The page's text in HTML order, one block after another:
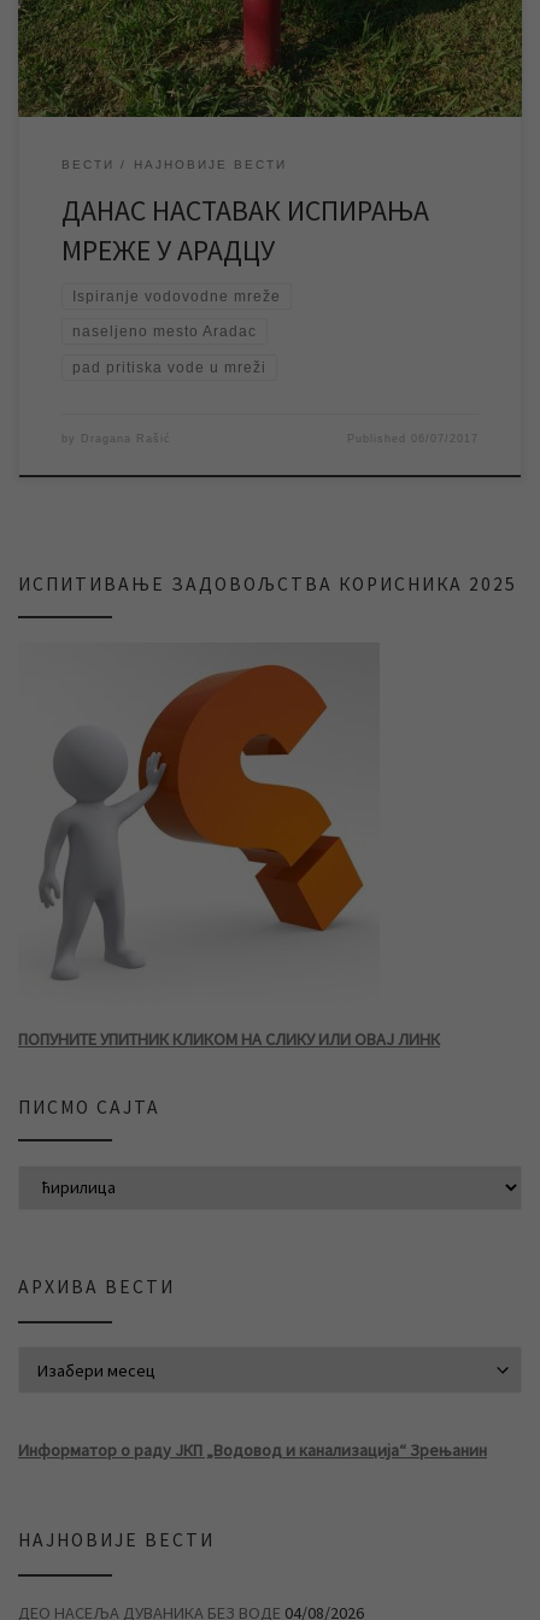
непосредно испирање водоводне мреже, може доћи до пада
притиска […]
ВЕСТИ НАЈНОВИЈЕ ВЕСТИ
ДАНАС НАСТАВАК ИСПИРАЊА
МРЕЖЕ У АРАДЦУ
Ispiranje vodovodne mreže
naseljeno mesto Aradac
pad pritiska vode u mreži
by Dragana Rašić Published 06/07/2017
ИСПИТИВАЊЕ ЗАДОВОЉСТВА КОРИСНИКА 2025
ПОПУНИТЕ УПИТНИК КЛИКОМ НА СЛИКУ ИЛИ ОВАЈ ЛИНК
ПИСМО САЈТА
АРХИВА ВЕСТИ
Информатор о раду ЈКП „Водовод и канализација“ Зрењанин
НАЈНОВИЈЕ ВЕСТИ
ДЕО НАСЕЉА ДУВАНИКА БЕЗ ВОДЕ 04/08/2026